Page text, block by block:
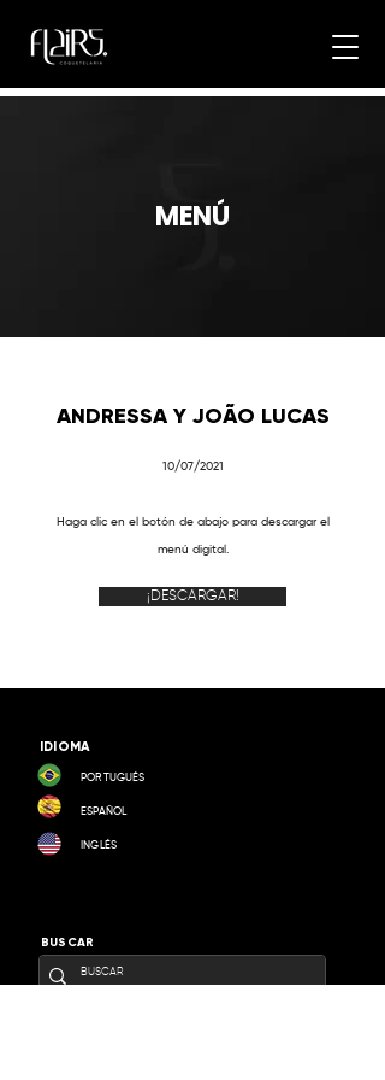
MENÚ
ANDRESSA Y JOÃO LUCAS
10/07/2021
Haga clic en el botón de abajo para descargar el
menú digital.
¡DESCARGAR!
IDIOMA
PORTUGUÉS
ESPAÑOL
INGLÉS
BUSCAR